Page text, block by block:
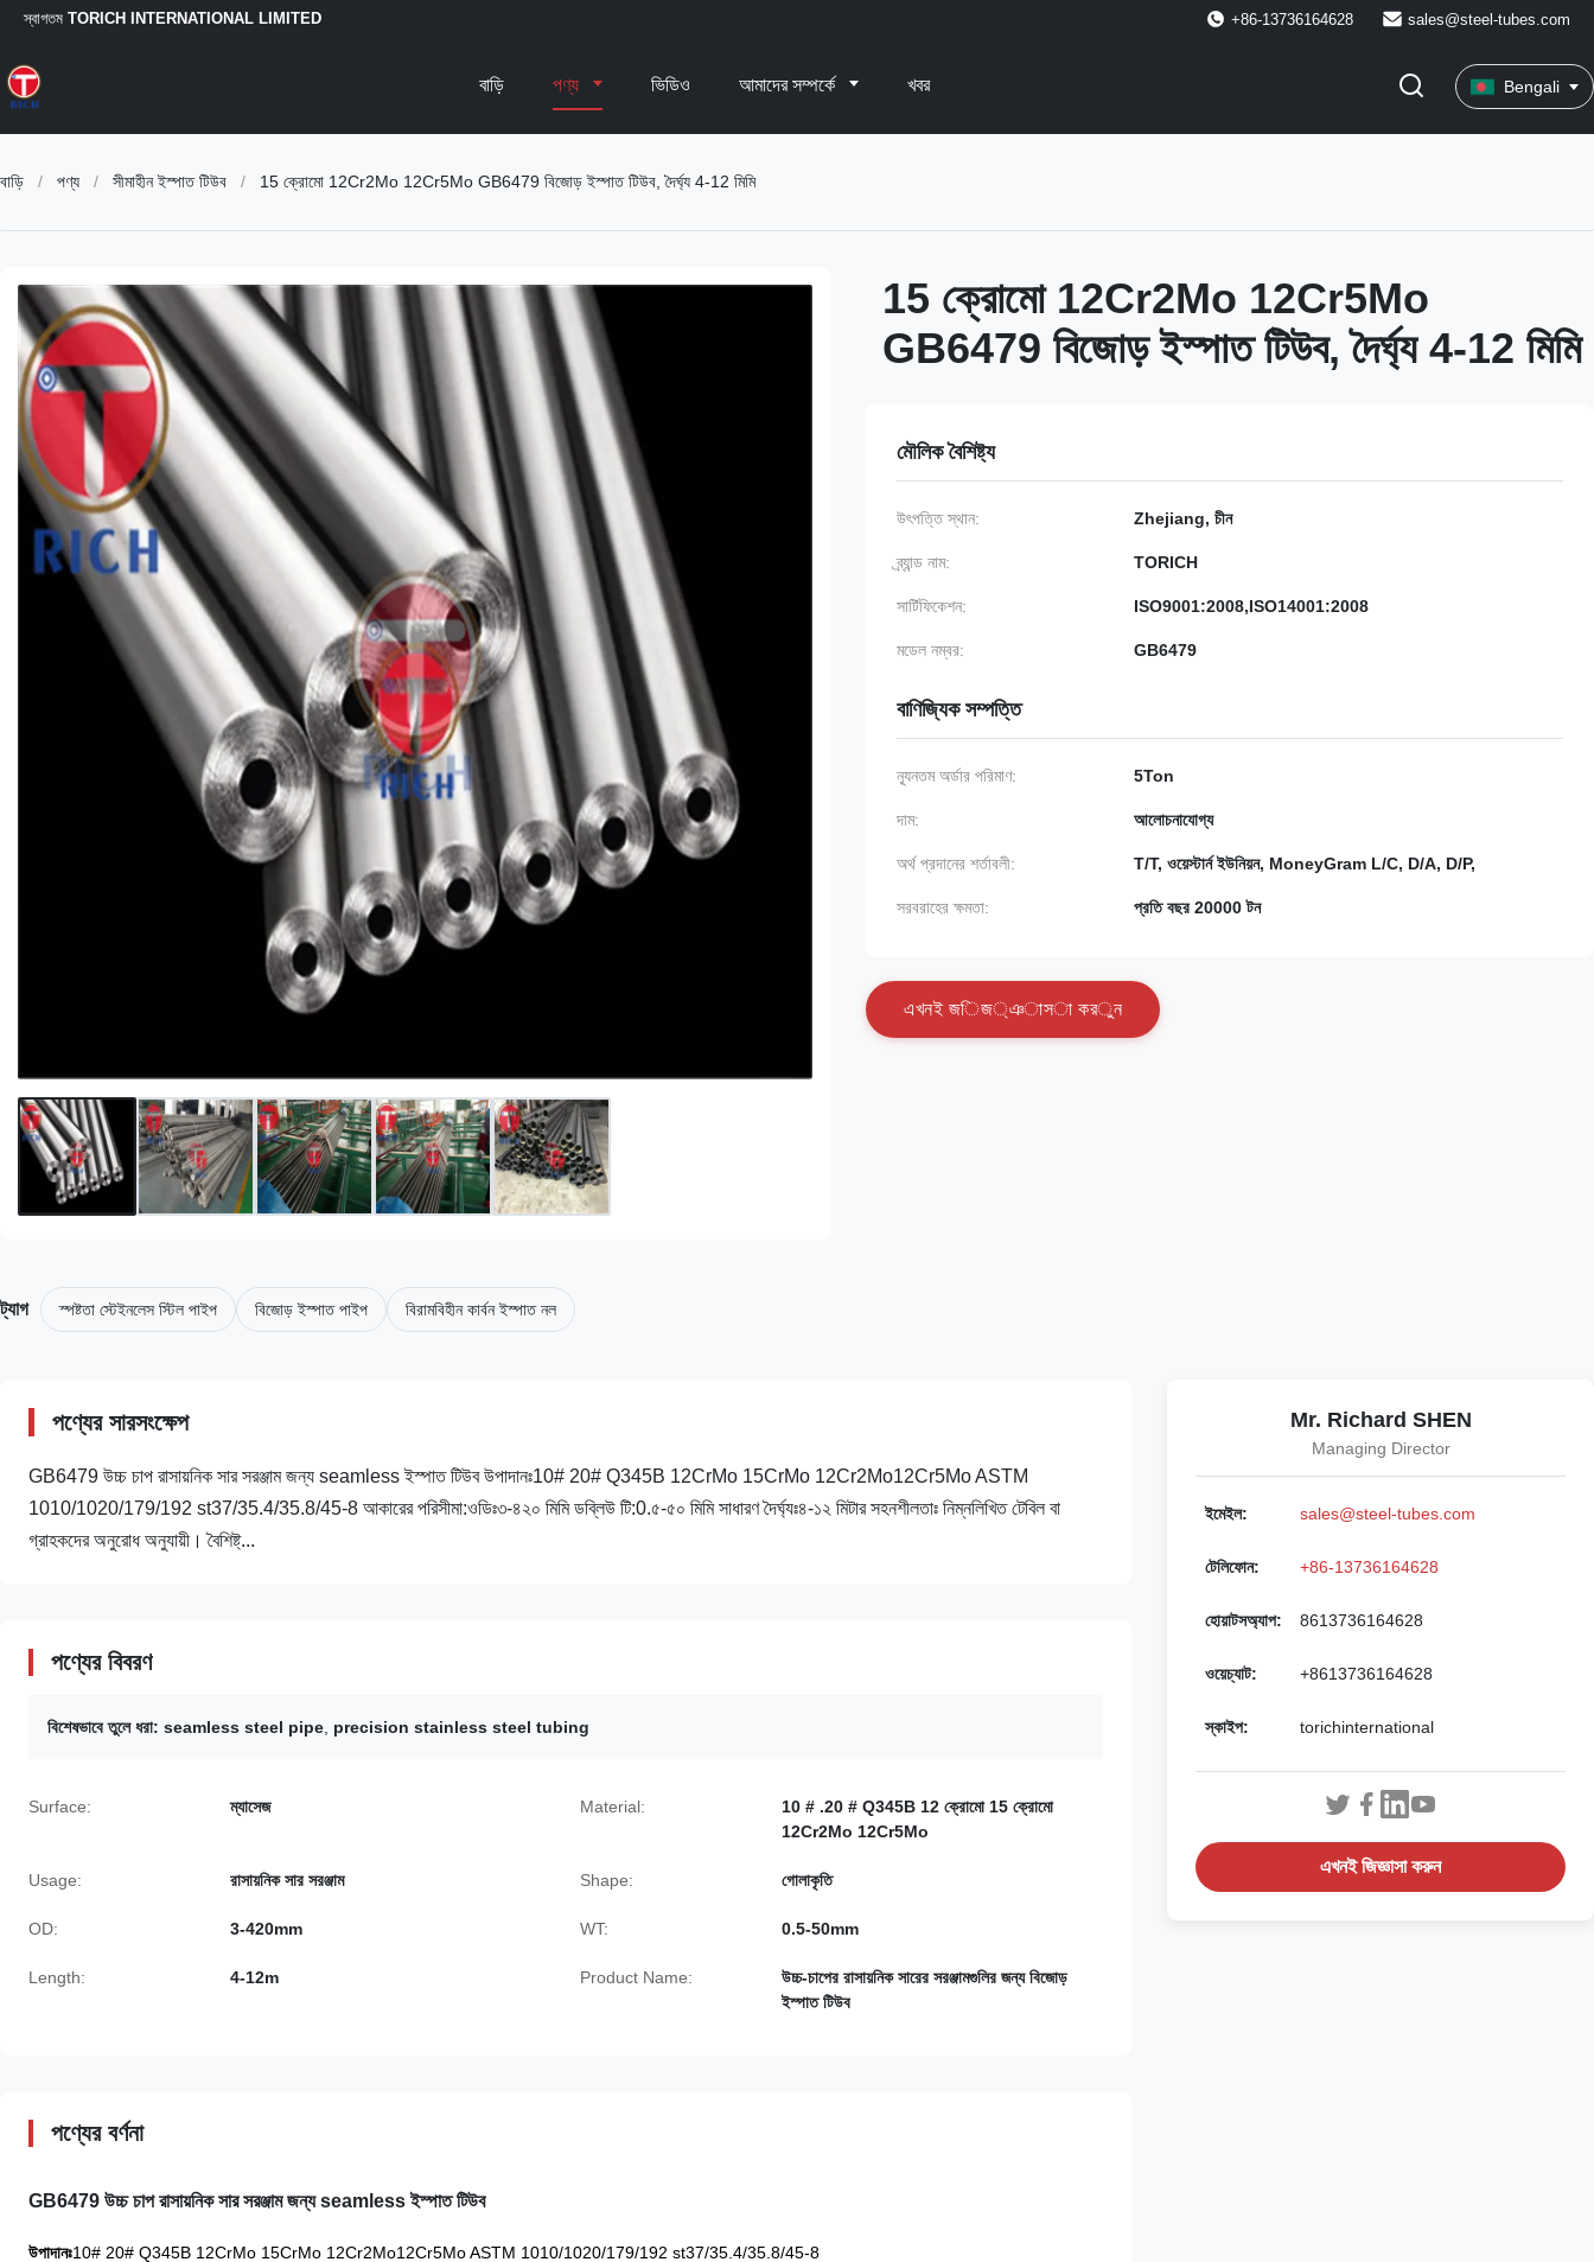
স্বাগতম TORICH INTERNATIONAL LIMITED +86-13736164628 sales@steel-tubes.com
বাড়ি পণ্য ভিডিও আমাদের সম্পর্কে খবর Bengali
বাড়ি / পণ্য / সীমাহীন ইস্পাত টিউব / 15 ক্রোমো 12Cr2Mo 12Cr5Mo GB6479 বিজোড় ইস্পাত টিউব, দৈর্ঘ্য 4-12 মিমি
15 ক্রোমো 12Cr2Mo 12Cr5Mo
GB6479 বিজোড় ইস্পাত টিউব, দৈর্ঘ্য 4-12 মিমি
মৌলিক বৈশিষ্ট্য
উৎপত্তি স্থান: Zhejiang, চীন
ব্র্যান্ড নাম: TORICH
সার্টিফিকেশন: ISO9001:2008,ISO14001:2008
মডেল নম্বর: GB6479
বাণিজ্যিক সম্পত্তি
ন্যূনতম অর্ডার পরিমাণ: 5Ton
দাম: আলোচনাযোগ্য
অর্থ প্রদানের শর্তাবলী: T/T, ওয়েস্টার্ন ইউনিয়ন, MoneyGram L/C, D/A, D/P,
সরবরাহের ক্ষমতা: প্রতি বছর 20000 টন
এখনই জিজ্ঞাসা করুন
ট্যাগ স্পষ্টতা স্টেইনলেস স্টিল পাইপ বিজোড় ইস্পাত পাইপ বিরামবিহীন কার্বন ইস্পাত নল
পণ্যের সারসংক্ষেপ
GB6479 উচ্চ চাপ রাসায়নিক সার সরঞ্জাম জন্য seamless ইস্পাত টিউব উপাদানঃ10# 20# Q345B 12CrMo 15CrMo 12Cr2Mo12Cr5Mo ASTM
1010/1020/179/192 st37/35.4/35.8/45-8 আকারের পরিসীমা:ওডিঃ৩-৪২০ মিমি ডব্লিউ টি:0.৫-৫০ মিমি সাধারণ দৈর্ঘ্যঃ৪-১২ মিটার সহনশীলতাঃ নিম্নলিখিত টেবিল বা
গ্রাহকদের অনুরোধ অনুযায়ী। বৈশিষ্ট্...
পণ্যের বিবরণ
বিশেষভাবে তুলে ধরা: seamless steel pipe precision stainless steel tubing
Surface: ম্যাসেজ Material:
10 # .20 # Q345B 12 ক্রোমো 15 ক্রোমো
12Cr2Mo 12Cr5Mo
Usage: রাসায়নিক সার সরঞ্জাম Shape: গোলাকৃতি
OD: 3-420mm WT: 0.5-50mm
Length: 4-12m Product Name:
উচ্চ-চাপের রাসায়নিক সারের সরঞ্জামগুলির জন্য বিজোড়
ইস্পাত টিউব
পণ্যের বর্ণনা
GB6479 উচ্চ চাপ রাসায়নিক সার সরঞ্জাম জন্য seamless ইস্পাত টিউব
উপাদানঃ10# 20# Q345B 12CrMo 15CrMo 12Cr2Mo12Cr5Mo ASTM 1010/1020/179/192 st37/35.4/35.8/45-8
Mr. Richard SHEN
Managing Director
ইমেইল: sales@steel-tubes.com
টেলিফোন: +86-13736164628
হোয়াটসঅ্যাপ: 8613736164628
ওয়েচ্যাট: +8613736164628
স্কাইপ: torichinternational
এখনই জিজ্ঞাসা করুন